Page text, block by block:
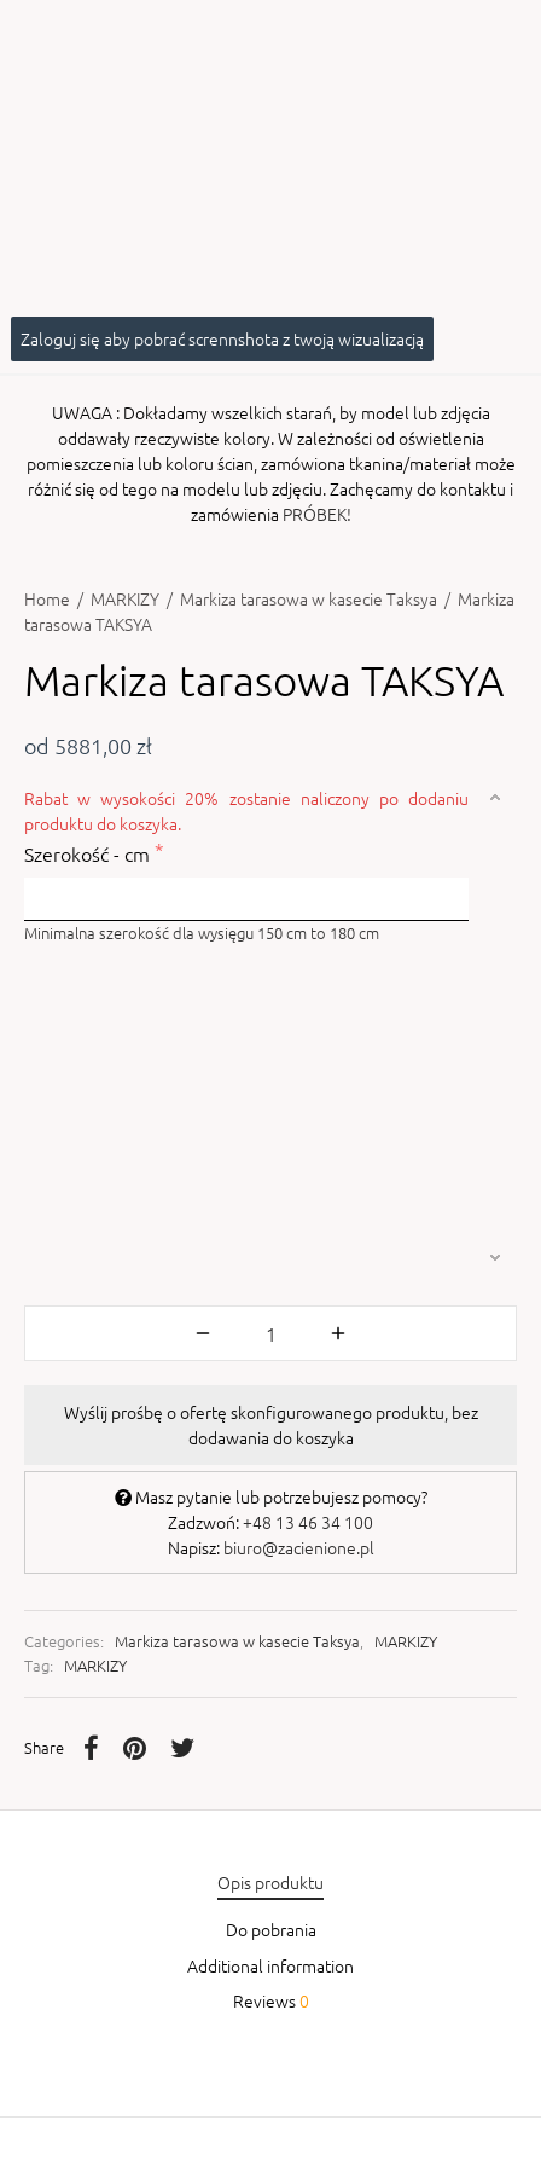
Zaloguj się aby pobrać scrennshota z twoją wizualizacją
UWAGA : Dokładamy wszelkich starań, by model lub zdjęcia
oddawały rzeczywiste kolory. W zależności od oświetlenia
pomieszczenia lub koloru ścian, zamówiona tkanina/materiał może
różnić się od tego na modelu lub zdjęciu. Zachęcamy do kontaktu i
zamówienia PRÓBEK!
Home / MARKIZY / Markiza tarasowa w kasecie Taksya / Markiza
tarasowa TAKSYA
Markiza tarasowa TAKSYA
od 5881,00 zł
Rabat w wysokości 20% zostanie naliczony po dodaniu
produktu do koszyka.
Szerokość - cm
Minimalna szerokość dla wysięgu 150 cm to 180 cm
Wyślij prośbę o ofertę skonfigurowanego produktu, bez
dodawania do koszyka
Masz pytanie lub potrzebujesz pomocy?
Zadzwoń:+48 13 46 34 100
Napisz: biuro@zacienione.pl
Categories: Markiza tarasowa w kasecie Taksya, MARKIZY
Tag: MARKIZY
Share
Opis produktu
Do pobrania
Additional information
Reviews0